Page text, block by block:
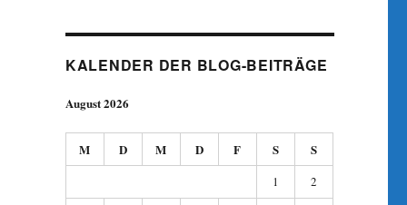
KALENDER DER BLOG-BEITRÄGE
August 2026
M D M D F S S
1
2